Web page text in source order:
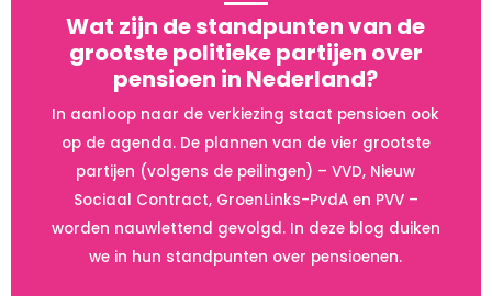
Wat zijn de standpunten van de
grootste politieke partijen over
pensioen in Nederland?
In aanloop naar de verkiezing staat pensioen ook
op de agenda. De plannen van de vier grootste
partijen (volgens de peilingen) – VVD, Nieuw
Sociaal Contract, GroenLinks-PvdA en PVV –
worden nauwlettend gevolgd. In deze blog duiken
we in hun standpunten over pensioenen.